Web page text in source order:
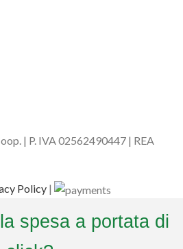
| P. IVA 02562490447 | REA
Policy |
spesa a portata di